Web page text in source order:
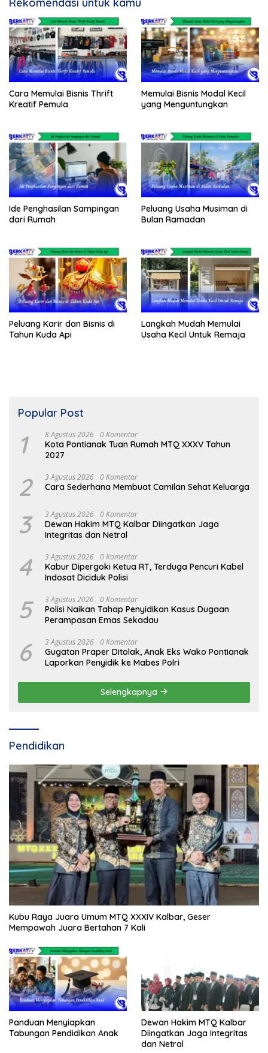
Rekomendasi untuk kamu
Cara Memulai Bisnis Thrift
Kreatif Pemula
Memulai Bisnis Modal Kecil
yang Menguntungkan
Ide Penghasilan Sampingan
dari Rumah
Peluang Usaha Musiman di
Bulan Ramadan
Peluang Karir dan Bisnis di
Tahun Kuda Api
Langkah Mudah Memulai
Usaha Kecil Untuk Remaja
Popular Post
1 8 Agustus 2026 0 Komentar
Kota Pontianak Tuan Rumah MTQ XXXV Tahun
2027
2 3 Agustus 2026 0 Komentar
Cara Sederhana Membuat Camilan Sehat Keluarga
3 3 Agustus 2026 0 Komentar
Dewan Hakim MTQ Kalbar Diingatkan Jaga
Integritas dan Netral
4 3 Agustus 2026 0 Komentar
Kabur Dipergoki Ketua RT, Terduga Pencuri Kabel
Indosat Diciduk Polisi
5 3 Agustus 2026 0 Komentar
Polisi Naikan Tahap Penyidikan Kasus Dugaan
Perampasan Emas Sekadau
6 3 Agustus 2026 0 Komentar
Gugatan Praper Ditolak, Anak Eks Wako Pontianak
Laporkan Penyidik ke Mabes Polri
Selengkapnya
Pendidikan
Kubu Raya Juara Umum MTQ XXXIV Kalbar, Geser
Mempawah Juara Bertahan 7 Kali
Panduan Menyiapkan
Tabungan Pendidikan Anak
Dewan Hakim MTQ Kalbar
Diingatkan Jaga Integritas
dan Netral